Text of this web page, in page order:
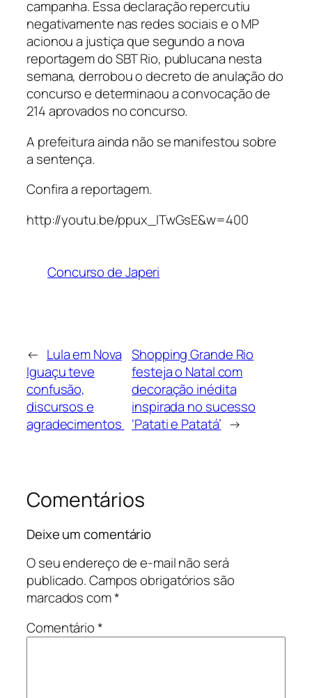
campanha. Essa declaração repercutiu
negativamente nas redes sociais e o MP
acionou a justiça que segundo a nova
reportagem do SBT Rio, publucana nesta
semana, derrobou o decreto de anulação do
concurso e determinaou a convocação de
214 aprovados no concurso.
A prefeitura ainda não se manifestou sobre
a sentença.
Confira a reportagem.
http://youtu.be/ppux_ITwGsE&w=400
Concurso de Japeri
← Lula em Nova
Iguaçu teve
confusão,
discursos e
agradecimentos
Shopping Grande Rio
festeja o Natal com
decoração inédita
inspirada no sucesso
‘Patati e Patatá’ →
Comentários
Deixe um comentário
O seu endereço de e-mail não será
publicado.Campos obrigatórios são
marcados com*
Comentário*